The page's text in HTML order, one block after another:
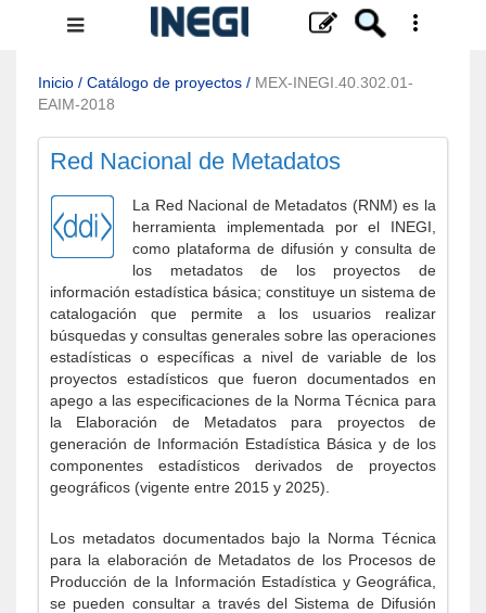
Menú
navegación
Inicio / Catálogo de proyectos / MEX-INEGI.40.302.01-
EAIM-2018
Red Nacional de Metadatos
La Red Nacional de Metadatos (RNM) es la
herramienta implementada por el INEGI,
como plataforma de difusión y consulta de
los metadatos de los proyectos de
información estadística básica; constituye un sistema de
catalogación que permite a los usuarios realizar
búsquedas y consultas generales sobre las operaciones
estadísticas o específicas a nivel de variable de los
proyectos estadísticos que fueron documentados en
apego a las especificaciones de la Norma Técnica para
la Elaboración de Metadatos para proyectos de
generación de Información Estadística Básica y de los
componentes estadísticos derivados de proyectos
geográficos (vigente entre 2015 y 2025).
Los metadatos documentados bajo la Norma Técnica
para la elaboración de Metadatos de los Procesos de
Producción de la Información Estadística y Geográfica,
se pueden consultar a través del Sistema de Difusión